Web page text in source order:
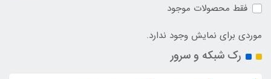
فقط محصولات موجود
موردی برای نمایش وجود ندارد.
رک شبکه و سرور